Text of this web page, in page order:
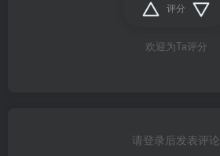
评分
欢迎为Ta评分
请登录后发表评论